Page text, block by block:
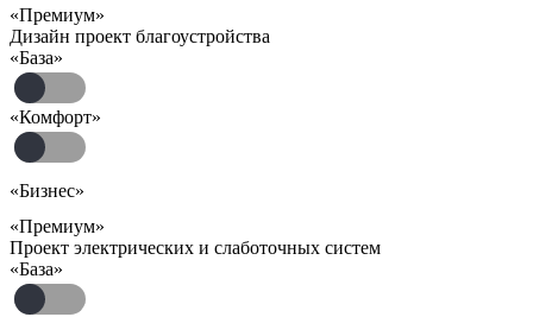
«Премиум»
Дизайн проект благоустройства
«База»
«Комфорт»
«Бизнес»
«Премиум»
Проект электрических и слаботочных систем
«База»